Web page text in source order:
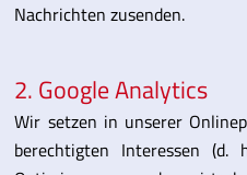
Nachrichten zusenden.
2. Google Analytics
Wir setzen in unserer
berechtigten Interessen (d.